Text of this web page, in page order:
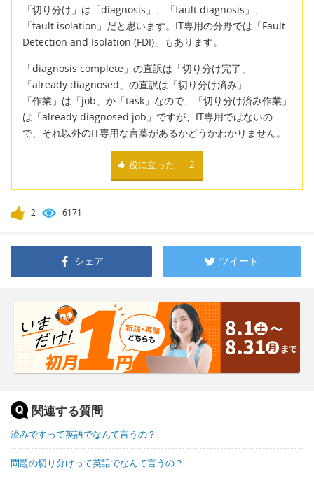
「切り分け」は「diagnosis」、「fault diagnosis」、
「fault isolation」だと思います。IT専用の分野では「Fault
Detection and Isolation (FDI)」もあります。
「diagnosis complete」の直訳は「切り分け完了」
「already diagnosed」の直訳は「切り分け済み」
「作業」は「job」か「task」なので、「切り分け済み作業」
は「already diagnosed job」ですが、IT専用ではないの
で、それ以外のIT専用な言葉があるかどうかわかりません。
役に立った 2
2 6171
シェア ツイート
関連する質問
済みですって英語でなんて言うの？
問題の切り分けって英語でなんて言うの？